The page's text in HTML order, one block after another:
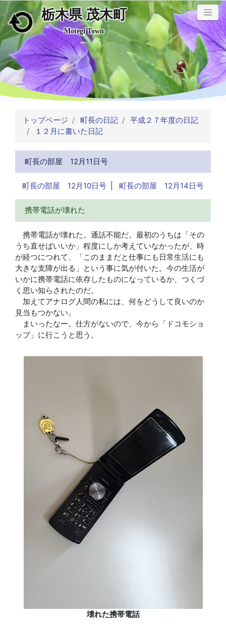
メインコンテンツにスキップ
栃木県 茂木町
Motegi Town
トップページ 町長の日記
平成２７年度の日記
１２月に書いた日記
町長の部屋 12月11日号
町長の部屋 12月10日号 町長の部屋 12月14日号
携帯電話が壊れた
携帯電話が壊れた。通話不能だ。最初のうちは「その
うち直せばいいか」程度にしか考えていなかったが、時
が経つにつれて、「このままだと仕事にも日常生活にも
大きな支障が出る」という事に気が付いた。今の生活が
いかに携帯電話に依存したものになっているか、つくづ
く思い知らされたのだ。
加えてアナログ人間の私には、何をどうして良いのか
見当もつかない。
まいったなー。仕方がないので、今から「ドコモショ
ップ」に行こうと思う。
壊れた携帯電話